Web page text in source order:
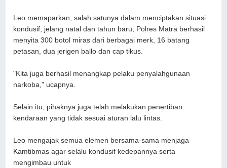
Leo memaparkan, salah satunya dalam menciptakan situasi
kondusif, jelang natal dan tahun baru, Polres Matra berhasil
menyita 300 botol miras dari berbagai merk, 16 batang
petasan, dua jerigen ballo dan cap tikus.
"Kita juga berhasil menangkap pelaku penyalahgunaan
narkoba," ucapnya.
Selain itu, pihaknya juga telah melakukan penertiban
kendaraan yang tidak sesuai aturan lalu lintas.
Leo mengajak semua elemen bersama-sama menjaga
Kamtibmas agar selalu kondusif kedepannya serta
mengimbau untuk